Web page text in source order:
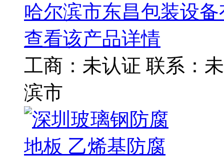
哈尔滨市东昌包装设
查看该产品详情
工商： 未认证 联系：
滨市